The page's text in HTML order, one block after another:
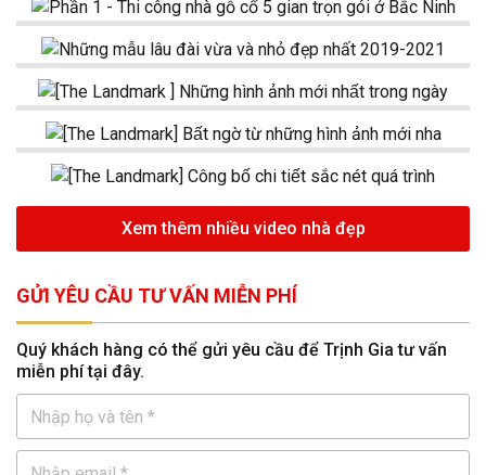
Xem thêm nhiều video nhà đẹp
GỬI YÊU CẦU TƯ VẤN MIỄN PHÍ
Quý khách hàng có thể gửi yêu cầu để Trịnh Gia tư vấn
miễn phí tại đây.